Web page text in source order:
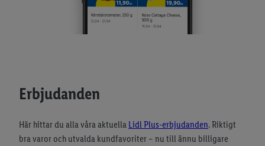
Erbjudanden
Här hittar du alla våra aktuella Lidl Plus-erbjudanden. Riktigt
bra varor och utvalda kundfavoriter – nu till ännu billigare